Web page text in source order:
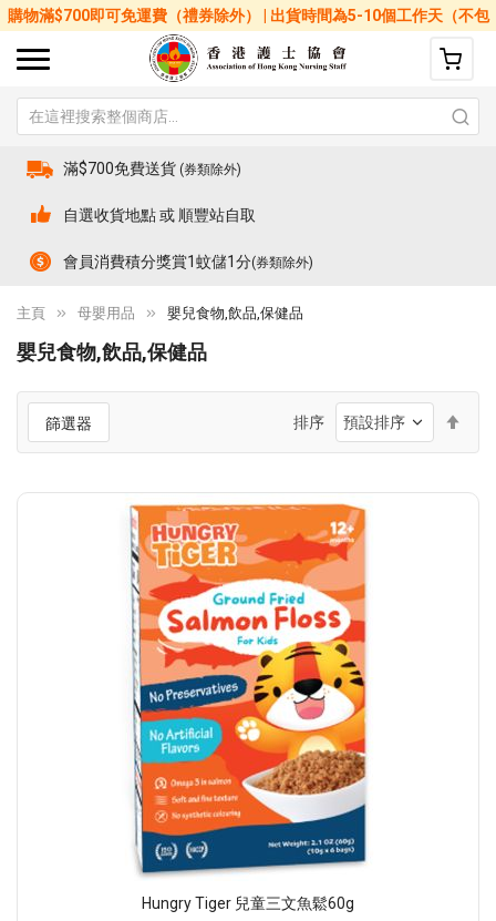
購物滿$700即可免運費（禮券除外） | 出貨時間為5-10個工作天（不包
括星期六、日及公眾假期）
滿$700免費送貨 (券類除外)
自選收貨地點 或 順豐站自取
會員消費積分獎賞1蚊儲1分(券類除外)
主頁 母嬰用品 嬰兒食物,飲品,保健品
嬰兒食物,飲品,保健品
篩選器 排序
降
Hungry Tiger 兒童三文魚鬆60g